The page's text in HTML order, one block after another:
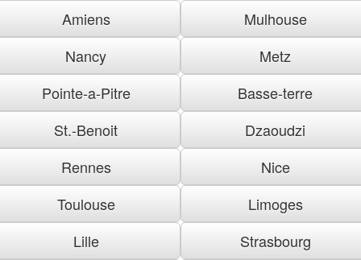
Amiens
Mulhouse
Nancy
Metz
Pointe-a-Pitre
Basse-terre
St.-Benoit
Dzaoudzi
Rennes
Nice
Toulouse
Limoges
Lille
Strasbourg